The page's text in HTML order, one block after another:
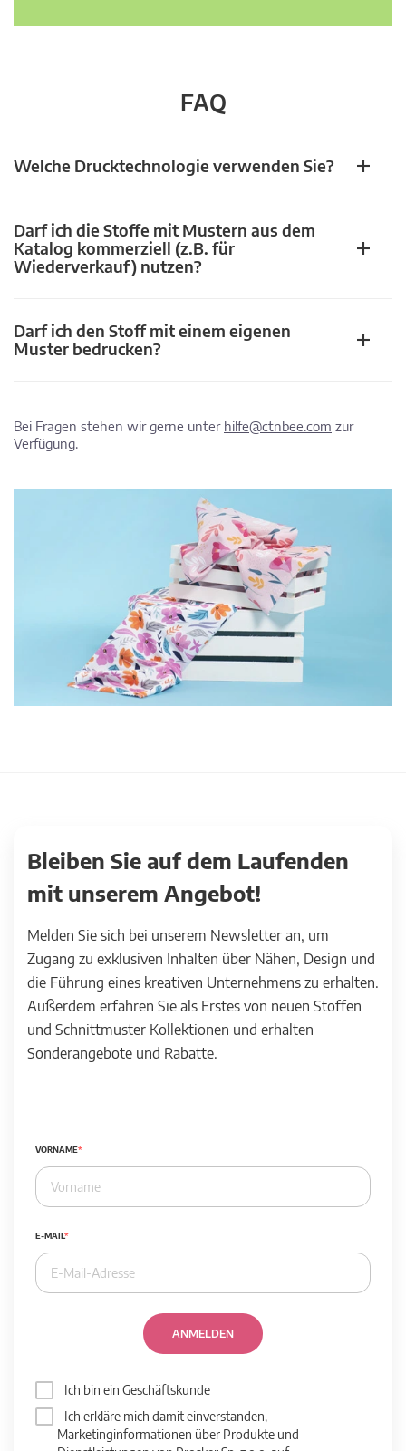
FAQ
Welche Drucktechnologie verwenden Sie?
Darf ich die Stoffe mit Mustern aus dem
Katalog kommerziell (z.B. für
Wiederverkauf) nutzen?
Darf ich den Stoff mit einem eigenen
Muster bedrucken?
Bei Fragen stehen wir gerne unter hilfe@ctnbee.com zur
Verfügung.
Bleiben Sie auf dem Laufenden
mit unserem Angebot!
Melden Sie sich bei unserem Newsletter an, um
Zugang zu exklusiven Inhalten über Nähen, Design und
die Führung eines kreativen Unternehmens zu erhalten.
Außerdem erfahren Sie als Erstes von neuen Stoffen
und Schnittmuster Kollektionen und erhalten
Sonderangebote und Rabatte.
VORNAME
E-MAIL
ANMELDEN
Ich bin ein Geschäftskunde
Ich erkläre mich damit einverstanden,
Marketinginformationen über Produkte und